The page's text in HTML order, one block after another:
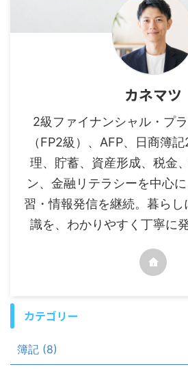
カネマツ
2級ファイナンシャル・プ
（FP2級）、AFP、日商簿
理、貯蓄、資産形成、税金
ン、金融リテラシーを中心
習・情報発信を継続。暮ら
識を、わかりやすく丁寧に
カテゴリー
簿記 (8)